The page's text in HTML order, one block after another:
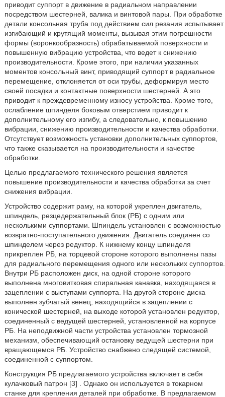
приводит суппорт в движение в радиальном направлении
посредством шестерней, валика и винтовой пары. При обработке
детали консольная труба под действием сил резания испытывает
изгибающий и крутящий моменты, вызывая этим погрешности
формы (воронкообразность) обрабатываемой поверхности и
повышенную вибрацию устройства, что ведет к снижению
производительности. Кроме этого, при наличии указанных
моментов консольный винт, приводящий суппорт в радиальное
перемещение, отклоняется от оси трубы, деформируя место
своей посадки и контактные поверхности шестерней. А это
приводит к преждевременному износу устройства. Кроме того,
ослабление шпинделя боковым отверстием приводит к
дополнительному его изгибу, а следовательно, к повышению
вибрации, снижению производительности и качества обработки.
Отсутствует возможность установки дополнительных суппортов,
что также сказывается на производительности и качестве
обработки.
Целью предлагаемого технического решения является
повышение производительности и качества обработки за счет
снижения вибрации.
Устройство содержит раму, на которой укреплен двигатель,
шпиндель, резцедержательный блок (РБ) с одним или
несколькими суппортами. Шпиндель установлен с возможностью
возвратно-поступательного движения. Двигатель соединен со
шпинделем через редуктор. К нижнему концу шпинделя
прикреплен РБ, на торцевой стороне которого выполнены пазы
для радиального перемещения одного или нескольких суппортов.
Внутри РБ расположен диск, на одной стороне которого
выполнена многовитковая спиральная канавка, находящаяся в
зацеплении с выступами суппорта. На другой стороне диска
выполнен зубчатый венец, находящийся в зацеплении с
конической шестерней, на выходе которой установлен редуктор,
соединенный с ведущей шестерней, установленной на корпусе
РБ. На неподвижной части устройства установлен тормозной
механизм, обеспечивающий остановку ведущей шестерни при
вращающемся РБ. Устройство снабжено следящей системой,
соединенной с суппортом.
Конструкция РБ предлагаемого устройства включает в себя
кулачковый патрон [3] . Однако он используется в токарном
станке для крепления деталей при обработке. В предлагаемом